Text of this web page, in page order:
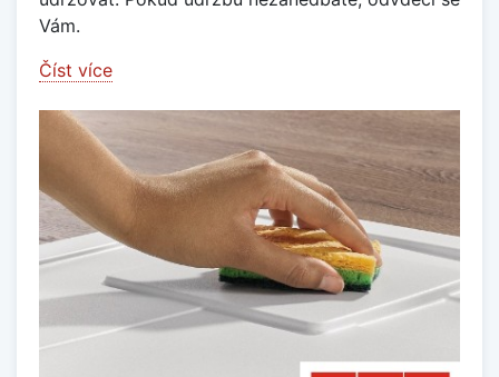
Vám.
Číst více